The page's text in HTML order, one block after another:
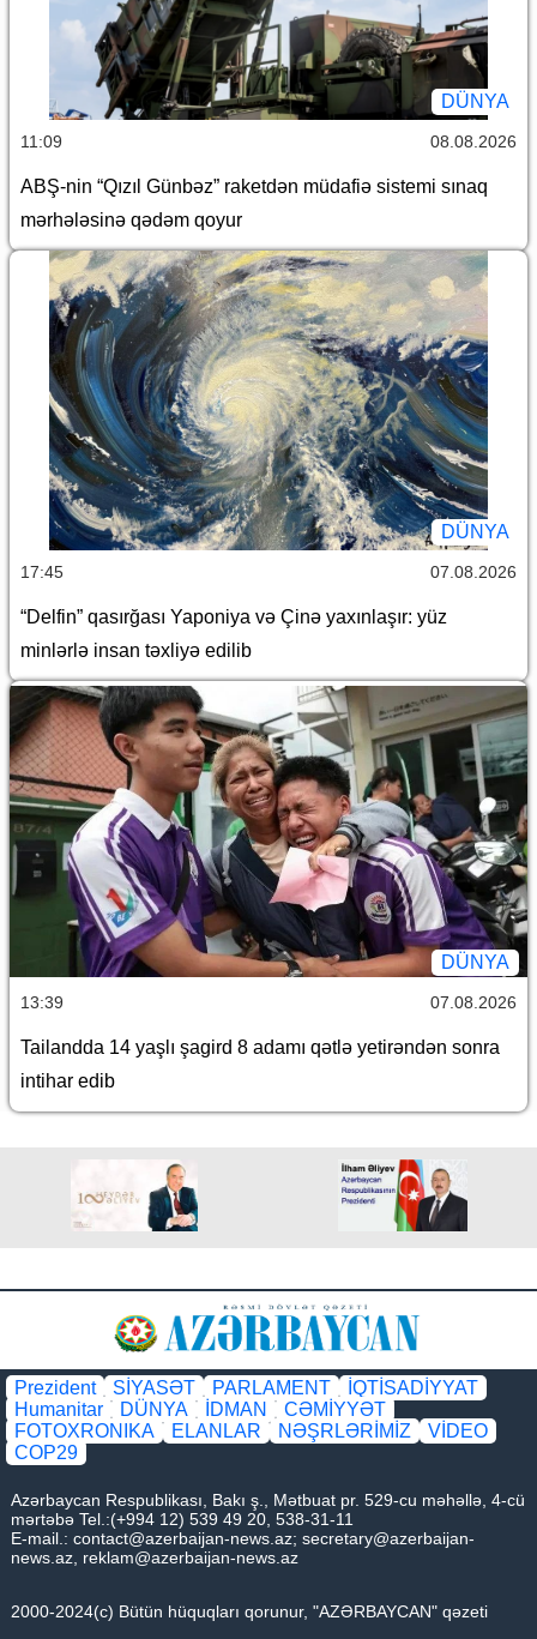
DÜNYA
11:09 08.08.2026
ABŞ-nin “Qızıl Günbəz” raketdən müdafiə sistemi sınaq
mərhələsinə qədəm qoyur
DÜNYA
17:45 07.08.2026
“Delfin” qasırğası Yaponiya və Çinə yaxınlaşır: yüz
minlərlə insan təxliyə edilib
DÜNYA
13:39 07.08.2026
Tailandda 14 yaşlı şagird 8 adamı qətlə yetirəndən sonra
intihar edib
Prezident SİYASƏT PARLAMENT
İQTİSADİYYAT
Humanitar
DÜNYA İDMAN
CƏMİYYƏT
FOTOXRONIKA
ELANLAR NƏŞRLƏRİMİZ
VİDEO
COP29
Azərbaycan Respublikası, Bakı ş., Mətbuat pr. 529-cu məhəllə, 4-cü
mərtəbə Tel.:(+994 12) 539 49 20, 538-31-11
E-mail.: contact@azerbaijan-news.az; secretary@azerbaijan-
news.az, reklam@azerbaijan-news.az
2000-2024(c) Bütün hüquqları qorunur, "AZƏRBAYCAN" qəzeti